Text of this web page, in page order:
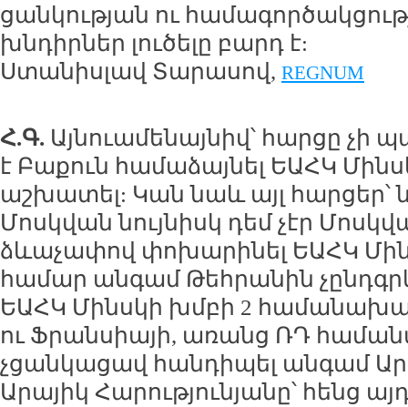
ցանկության ու
խնդիրներ լուծելը բարդ է:
Ստանիսլավ Տարասով, REGNUM
Հ.Գ. Այնուամենայնիվ՝ հարցը չի
է Բաքուն համաձայնել ԵԱՀԿ
աշխատել: Կան նաև այլ հարցեր՝
Մոսկվան նույնիսկ դեմ չէր
ձևաչափով փոխարինել ԵԱՀԿ
համար անգամ Թեհրանին
ԵԱՀԿ Մինսկի խմբի 2
ու Ֆրանսիայի, առանց ՌԴ
չցանկացավ հանդիպել անգամ
Արայիկ Հարությունյանը՝ հենց